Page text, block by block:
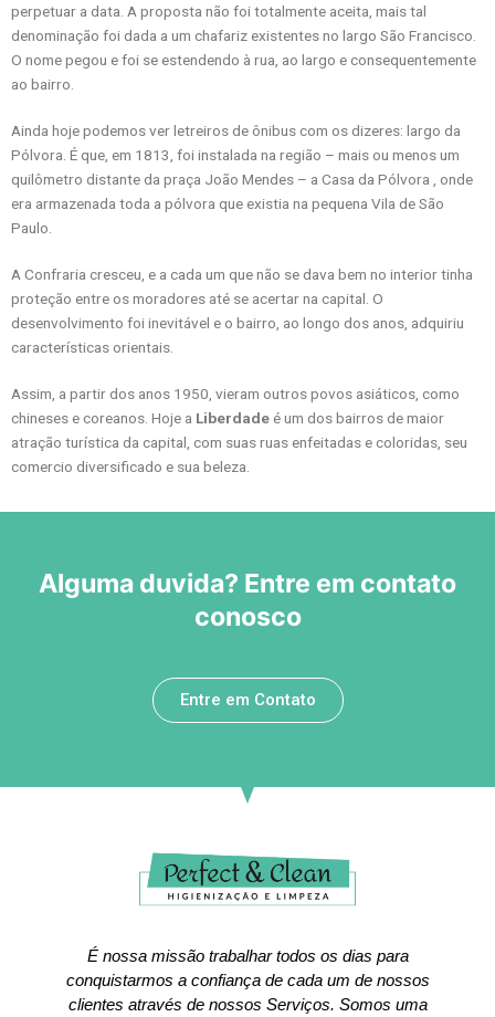
perpetuar a data. A proposta não foi totalmente aceita, mais tal
denominação foi dada a um chafariz existentes no largo São Francisco.
O nome pegou e foi se estendendo à rua, ao largo e consequentemente
ao bairro.
Ainda hoje podemos ver letreiros de ônibus com os dizeres: largo da
Pólvora. É que, em 1813, foi instalada na região – mais ou menos um
quilômetro distante da praça João Mendes – a Casa da Pólvora , onde
era armazenada toda a pólvora que existia na pequena Vila de São
Paulo.
A Confraria cresceu, e a cada um que não se dava bem no interior tinha
proteção entre os moradores até se acertar na capital. O
desenvolvimento foi inevitável e o bairro, ao longo dos anos, adquiriu
características orientais.
Assim, a partir dos anos 1950, vieram outros povos asiáticos, como
chineses e coreanos. Hoje a Liberdadeé um dos bairros de maior
atração turística da capital, com suas ruas enfeitadas e coloridas, seu
comercio diversificado e sua beleza.
Alguma duvida? Entre em contato
conosco
Entre em Contato
É nossa missão trabalhar todos os dias para
conquistarmos a confiança de cada um de nossos
clientes através de nossos Serviços. Somos uma